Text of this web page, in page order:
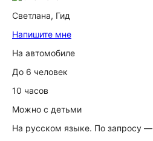
Светлана, Гид
Напишите мне
На автомобиле
До 6 человек
10 часов
Можно с детьми
На русском языке. По запросу —